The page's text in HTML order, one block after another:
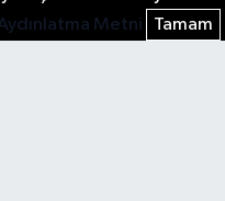
Metni
Tamam